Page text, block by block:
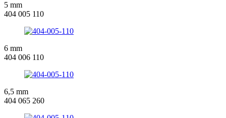
5 mm
404 005 110
6 mm
404 006 110
6,5 mm
404 065 260